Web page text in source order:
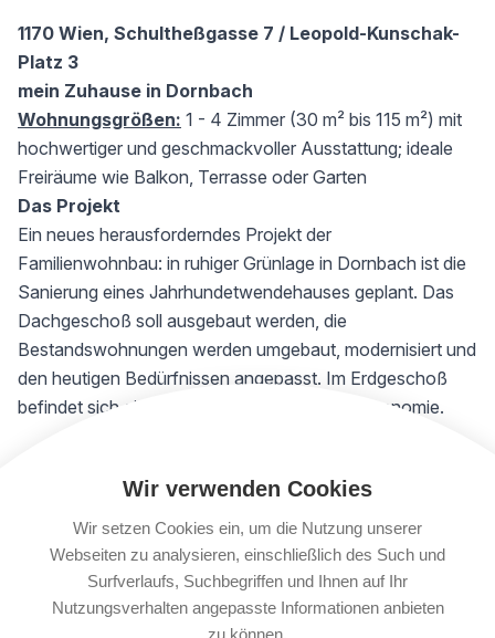
Wir verwenden Cookies
Wir setzen Cookies ein, um die Nutzung unserer
Webseiten zu analysieren, einschließlich des Such und
Surfverlaufs, Suchbegriffen und Ihnen auf Ihr
Nutzungsverhalten angepasste Informationen anbieten
zu können.
1170 Wien, Schultheßgasse 7 / Leopold-Kunschak-
Platz 3
mein Zuhause in Dornbach
Wohnungsgrößen: 1 - 4 Zimmer (30 m² bis 115 m²) mit
hochwertiger und geschmackvoller Ausstattung; ideale
Freiräume wie Balkon, Terrasse oder Garten
Das Projekt
Ein neues herausforderndes Projekt der
Familienwohnbau: in ruhiger Grünlage in Dornbach ist die
Sanierung eines Jahrhundetwendehauses geplant. Das
Dachgeschoß soll ausgebaut werden, die
Bestandswohnungen werden umgebaut, modernisiert und
den heutigen Bedürfnissen angepasst. Im Erdgeschoß
befindet sich eine große Lokalfläche für Gastronomie.
Bestands-Wohnungen in Größen von 30 m²
bis 94 m² mit 1 bis 3 Zimmern, teilweise mit lauschigem
Balkon in den Innenhof werden dem heutigen Standard
entsprechend hergestellt; außerdem entstehen durch den
Ausbau des Dachgeschoßes weitere 6 neue Wohnungen